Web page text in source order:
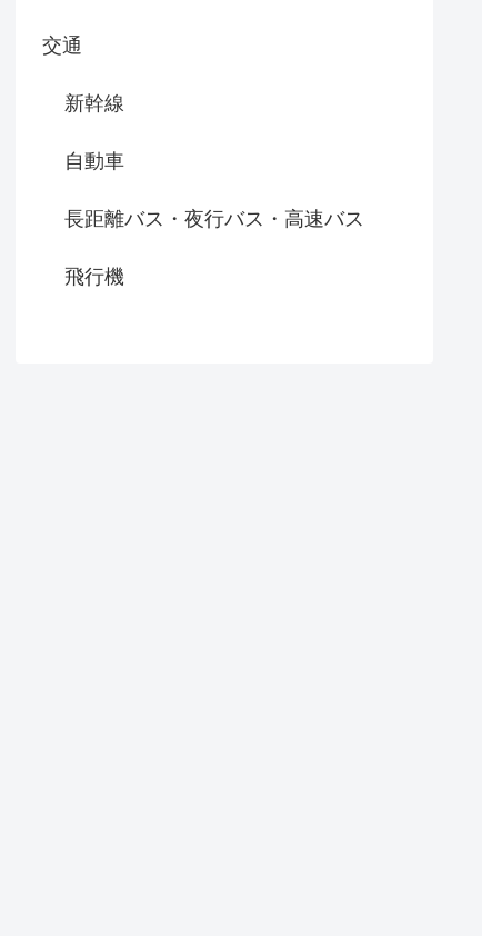
交通
新幹線
自動車
長距離バス・夜行バス・高速バス
飛行機